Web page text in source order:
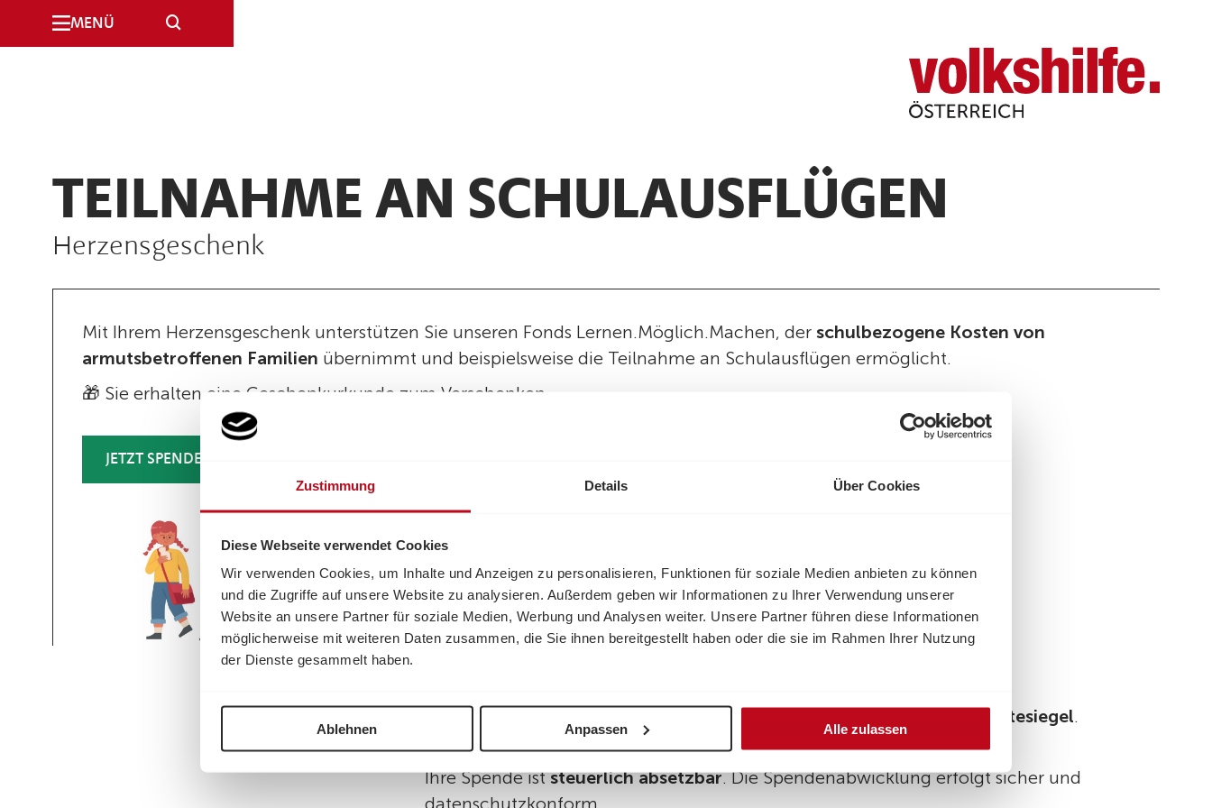
Zustimmung Details Über Cookies
Diese Webseite verwendet Cookies
Wir verwenden Cookies, um Inhalte und Anzeigen zu personalisieren, Funktionen für soziale Medien anbieten zu können
und die Zugriffe auf unsere Website zu analysieren. Außerdem geben wir Informationen zu Ihrer Verwendung unserer
Website an unsere Partner für soziale Medien, Werbung und Analysen weiter. Unsere Partner führen diese Informationen
möglicherweise mit weiteren Daten zusammen, die Sie ihnen bereitgestellt haben oder die sie im Rahmen Ihrer Nutzung
der Dienste gesammelt haben.
Ablehnen Anpassen Alle zulassen
MENÜ SUCHE
Volkshilfe
Österreich
TEILNAHME AN SCHULAUSFLÜGEN
Herzensgeschenk
Mit Ihrem Herzensgeschenk unterstützen Sie unseren Fonds Lernen.Möglich.Machen, derschulbezogene Kosten von
armutsbetroffenen Familien übernimmt und beispielsweise die Teilnahme an Schulausflügen ermöglicht.
🎁 Sie erhalten eine Geschenkurkunde zum Verschenken.
JETZT SPENDEN
Die Volkshilfe trägt seit über 20 Jahren das Österreichische Spendengütesiegel.
Wir gehen verantwortungsvoll und transparent mit Ihrer Spende um.
Ihre Spende iststeuerlich absetzbar. Die Spendenabwicklung erfolgt sicher und
datenschutzkonform.